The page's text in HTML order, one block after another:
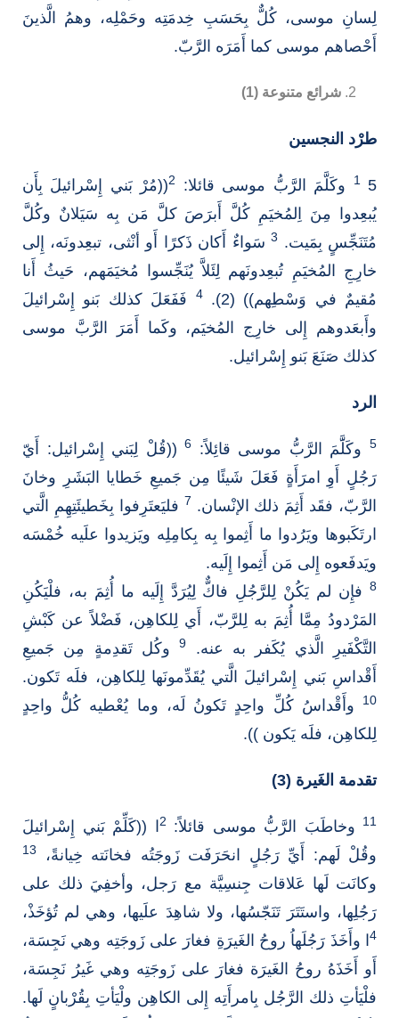
لِسانِ موسى، كُلٌّ بِحَسَبِ خِدمَتِه وحَمْلِه، وهمُ الَّذينَ
أَحْصاهم موسى كما أَمَرَه الرَّبّ.
شرائع متنوعة (1)
طرْد النجسين
5
1 وكَلَّمَ الرَّبُّ موسى قائلا: 2((مُرْ بَني إِسْرائيلَ بِأَن
يُبعِدوا مِنَ اِلمُخيَمِ كُلَّ أَبرَصَ كلَّ مَن بِه سَيَلانٌ وكُلَّ
مُتَنَجِّسٍ بِمَيت. 3سَواءٌ أَكان ذَكرًا أَو أنْثى، تبعِدونَه، إِلى
خارِجِ المُخيَمِ تُبعِدونَهم لِئَلاَّ يُنَجِّسوا مُخيَمَهم، حَيثُ أَنا
مُقيمٌ في وَسْطِهم)) (2).
4
فَفَعَلَ كذلك بَنو إِسْرائيلَ
وأَبعَدوهم إِلى خارِج المُخيَم، وكَما أَمَرَ الرَّبَّ موسى
كذلك صَنَعَ بَنو إِسْرائيل.
الرد
5وكَلََّمَ الرَّبُّ موسى قائِلاً: 6((قُلْ لِبَني إِسْرائيل: أَيّ
رَجُلٍ أَوِ امرَأَةٍ فَعَلَ شَيئًا مِن جَميعِ خَطايا البَشَرِ وخانَ
الرَّبّ، فقَد أَثِمَ ذلك الإنْسان. 7 فليَعتَرِفوا بِخَطيئَتِهِمِ الَّتي
ارتَكَبوها ويَرُدوا ما أَثِموا بِه بِكامِلِه ويَزيدوا علَيه خُمْسَه
ويَدفَعوه إِلى مَن أَثِموا إِلَيه.
8 فإِن لم يَكُنْ لِلرَّجُلِ فاكٌّ لِيُرَدَّ إِلَيه ما أُثِمَ به، فلْيَكُنِ
المَرْدودُ مِمَّا أُثِمَ به لِلرَّبّ، أَي لِلكاهِن، فَضْلاً عن كَبْشِ
التَّكْفَيرِ الَّذي يُكَفر به عنه.
9
وكُل تَقدِمةٍ مِن جَميعِ
أَقْداسِ بَني إِسْرائيلَ الَّتي يُقَدِّمونَها لِلكاهِن، فلَه تَكون.
10
وأَقْداسُ كُلِّ واحِدٍ تَكونُ لَه، وما يُعْطيه كُلُّ واحِدٍ
لِلكاهِن، فلَه يَكون )).
تقدمة الغَيرة (3)
11 وخاطَبَ الرَّبُّ موسى قائلاً: 2
ا ((كَلِّمْ بَني إِسْرائيلَ
وقُلْ لَهم: أَيِّ رَجُلٍ انحَرَفَت زَوجَتُه فخانَته خِيانةً،
13
وكانَت لَها عَلاقات جِنسِيَّة مع رَجل، وأخفِيَ ذلك على
رَجُلِها، واستَتَرَ تَنَجّسُها، ولا شاهِدَ علَيها، وهي لم تُؤخَذْ،
4
ا وأَخَذَ رَجُلَهاُ روحُ الغَيرَةِ فغارَ على زَوجَتِه وهي نَجِسَة،
أَو أَخَذَهُ روحُ الغَيرَة فغارَ على زَوجَتِه وهي غَيرُ نَجِسَة،
فلْيَأتِ ذلك الرَّجُل بِامرأَتِه إِلى الكاهِن ولْيَأتِ بِقُرْبانٍ لَها.